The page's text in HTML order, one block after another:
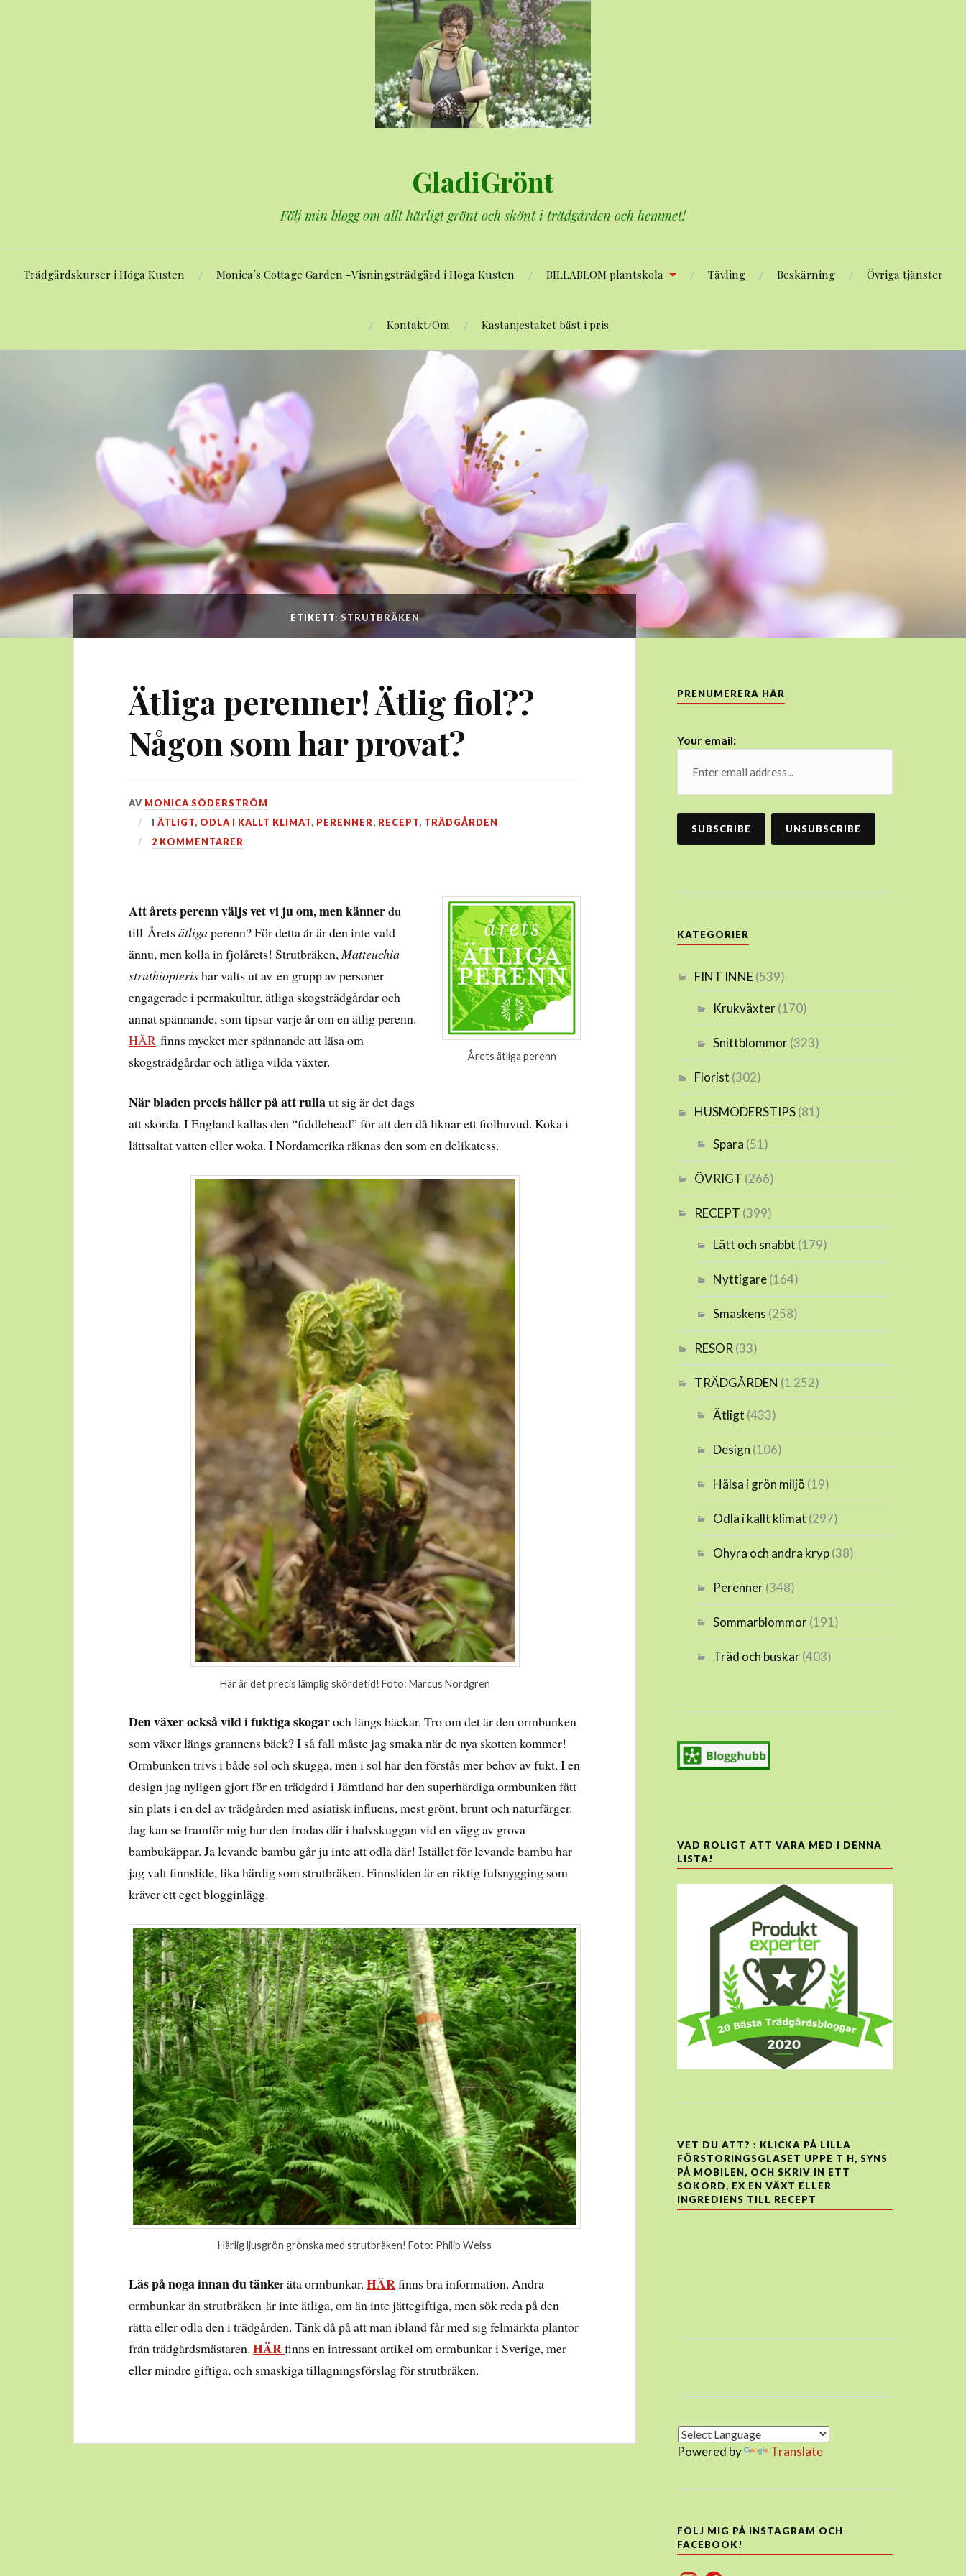
GladiGrönt
Följ min blogg om allt härligt grönt och skönt i trädgården och hemmet!
Trädgårdskurser i Höga Kusten Monica´s Cottage Garden -Visningsträdgård i Höga Kusten BILLABLOM plantskola Tävling Beskärning Övriga tjänster
Kontakt/Om Kastanjestaket bäst i pris
ETIKETT: STRUTBRÄKEN
Ätliga perenner! Ätlig fiol??
Någon som har provat?
DEN
31
JANUARI,
AV MONICA SÖDERSTRÖM
I ÄTLIGT, ODLA I KALLT KLIMAT, PERENNER, RECEPT, TRÄDGÅRDEN
2 KOMMENTARER
Årets ätliga perenn
Att årets perenn väljs vet vi ju om, men kännerdu
till Åretsätligaperenn? För detta år är den inte vald
ännu, men kolla in fjolårets! Strutbräken, Matteuchia
struthiopterishar valts ut av en grupp av personer
engagerade i permakultur, ätliga skogsträdgårdar och
annat spännande, som tipsar varje år om en ätlig perenn.
HÄR finns mycket mer spännande att läsa om
skogsträdgårdar och ätliga vilda växter.
När bladen precis håller på att rullaut sig är det dags
att skörda. I England kallas den “fiddlehead” för att den då liknar ett fiolhuvud. Koka i
lättsaltat vatten eller woka. I Nordamerika räknas den som en delikatess.
Här är det precis lämplig skördetid! Foto: Marcus Nordgren
Den växer också vild i fuktiga skogaroch längs bäckar. Tro om det är den ormbunken
som växer längs grannens bäck? I så fall måste jag smaka när de nya skotten kommer!
Ormbunken trivs i både sol och skugga, men i sol har den förstås mer behov av fukt. I en
design jag nyligen gjort för en trädgård i Jämtland har den superhärdiga ormbunken fått
sin plats i en del av trädgården med asiatisk influens, mest grönt, brunt och naturfärger.
Jag kan se framför mig hur den frodas där i halvskuggan vid en vägg av grova
bambukäppar. Ja levande bambu går ju inte att odla där! Istället för levande bambu har
jag valt finnslide, lika härdig som strutbräken. Finnsliden är en riktig fulsnygging som
kräver ett eget blogginlägg.
Härlig ljusgrön grönska med strutbräken! Foto: Philip Weiss
Läs på noga innan du tänker äta ormbunkar.HÄRfinns bra information. Andra
ormbunkar än strutbräken är inte ätliga, om än inte jättegiftiga, men sök reda på den
rätta eller odla den i trädgården. Tänk då på att man ibland får med sig felmärkta plantor
från trädgårdsmästaren.HÄRfinns en intressant artikel om ormbunkar i Sverige, mer
eller mindre giftiga, och smaskiga tillagningsförslag för strutbräken.
PRENUMERERA HÄR
Your email:
KATEGORIER
FINT INNE(539)
Krukväxter(170)
Snittblommor(323)
Florist (302)
HUSMODERSTIPS(81)
Spara (51)
ÖVRIGT (266)
RECEPT (399)
Lätt och snabbt (179)
Nyttigare(164)
Smaskens (258)
RESOR (33)
TRÄDGÅRDEN (1 252)
Ätligt (433)
Design (106)
Hälsa i grön miljö (19)
Odla i kallt klimat (297)
Ohyra och andra kryp(38)
Perenner(348)
Sommarblommor(191)
Träd och buskar(403)
VAD ROLIGT ATT VARA MED I DENNA
LISTA!
VET DU ATT? : KLICKA PÅ LILLA
FÖRSTORINGSGLASET UPPE T H, SYNS
PÅ MOBILEN, OCH SKRIV IN ETT
SÖKORD, EX EN VÄXT ELLER
INGREDIENS TILL RECEPT
Powered by Translate
FÖLJ MIG PÅ INSTAGRAM OCH
FACEBOOK!